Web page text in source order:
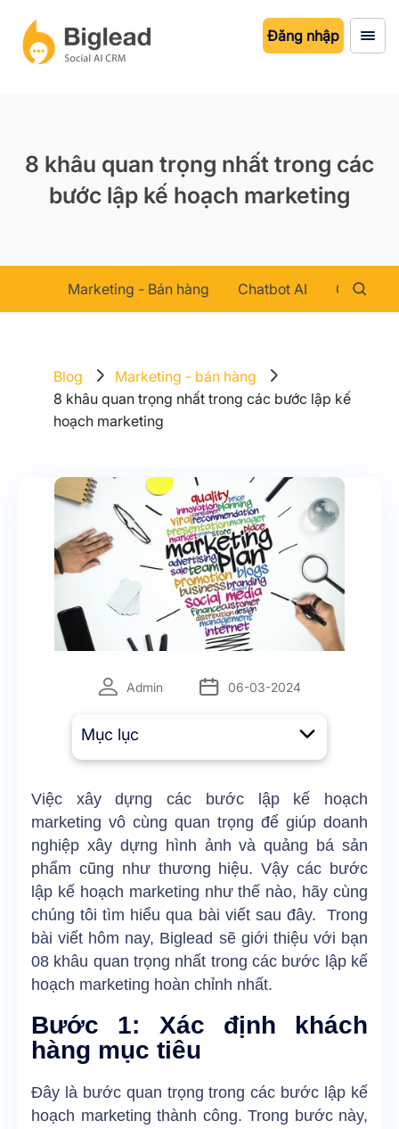
Đăng nhập
8 khâu quan trọng nhất trong các
bước lập kế hoạch marketing
Marketing - Bán hàng Chatbot AI Chăm
Blog
Marketing - bán hàng
8 khâu quan trọng nhất trong các bước lập kế
hoạch marketing
Admin 06-03-2024
Mục lục
Việc xây dựng các bước lập kế hoạch
marketing vô cùng quan trọng để giúp doanh
nghiệp xây dựng hình ảnh và quảng bá sản
phẩm cũng như thương hiệu. Vậy các bước
lập kế hoạch marketing như thế nào, hãy cùng
chúng tôi tìm hiểu qua bài viết sau đây. Trong
bài viết hôm nay, Biglead sẽ giới thiệu với bạn
08 khâu quan trọng nhất trong các bước lập kế
hoạch marketing hoàn chỉnh nhất.
Bước 1: Xác định khách
hàng mục tiêu
Đây là bước quan trọng trongcác bước lập kế
hoạch marketing thành công. Trong bước này,